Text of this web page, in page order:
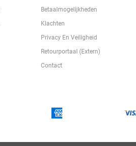
Betaalmogelijkheden
Klachten
Privacy En Veiligheid
Retourportaal (extern)
Contact